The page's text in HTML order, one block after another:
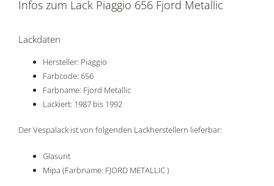
Infos zum Lack Piaggio 656 Fjord Metallic
Lackdaten
Hersteller: Piaggio
Farbcode: 656
Farbname: Fjord Metallic
Lackiert: 1987 bis 1992
Der Vespalack ist von folgenden Lackherstellern lieferbar:
Glasurit
Mipa (Farbname: FJORD METALLIC )